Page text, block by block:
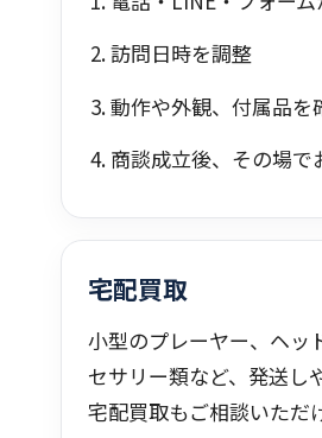
訪問日時を調整
動作や外観、付属品を
商談成立後、その場で
宅配買取
小型のプレーヤー、ヘッ
セサリー類など、発送し
宅配買取もご相談いただ